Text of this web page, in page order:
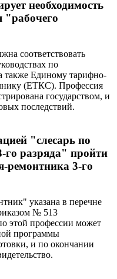
необходимость
"рабочего
соответствовать
по
также Единому тарифно-
(ЕТКС). Профессия
государством, и
последствий.
"слесарь по
го разряда" пройти
ремонтника 3-го
указана в перечне
№ 513
этой профессии может
программы
и по окончании